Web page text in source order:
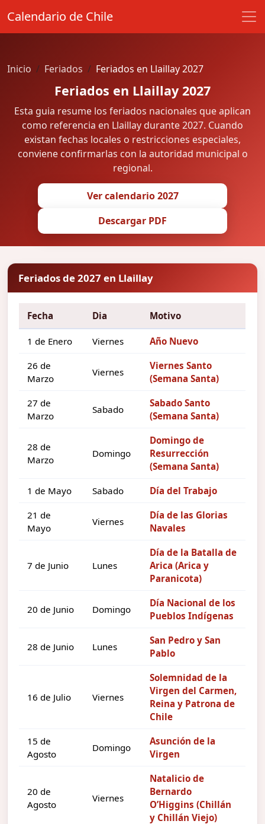
Calendario de Chile
Inicio Feriados Feriados en Llaillay 2027
Feriados en Llaillay 2027
Esta guia resume los feriados nacionales que aplican
como referencia en Llaillay durante 2027. Cuando
existan fechas locales o restricciones especiales,
conviene confirmarlas con la autoridad municipal o
regional.
Ver calendario 2027
Descargar PDF
Feriados de 2027 en Llaillay
Fecha Dia Motivo
1 de Enero Viernes Año Nuevo
26 de
Marzo
Viernes
Viernes Santo
(Semana Santa)
27 de
Marzo
Sabado
Sabado Santo
(Semana Santa)
28 de
Marzo
Domingo
Domingo de
Resurrección
(Semana Santa)
1 de Mayo Sabado Día del Trabajo
21 de
Mayo
Viernes
Día de las Glorias
Navales
7 de Junio Lunes
Día de la Batalla de
Arica (Arica y
Paranicota)
20 de Junio Domingo
Día Nacional de los
Pueblos Indígenas
28 de Junio Lunes
San Pedro y San
Pablo
16 de Julio Viernes
Solemnidad de la
Virgen del Carmen,
Reina y Patrona de
Chile
15 de
Agosto
Domingo
Asunción de la
Virgen
20 de
Agosto
Viernes
Natalicio de
Bernardo
O’Higgins (Chillán
y Chillán Viejo)